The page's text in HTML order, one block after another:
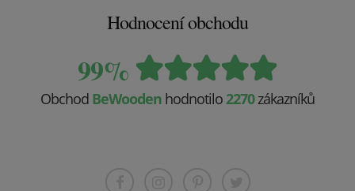
Hodnocení obchodu
99%
Obchod BeWooden hodnotilo 2270zákazníků